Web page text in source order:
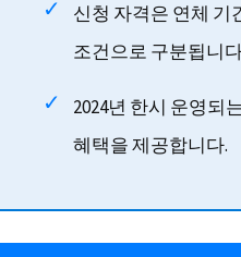
신청 자격은 연체 기
조건으로 구분됩니
2024년 한시 운영되
혜택을 제공합니다.